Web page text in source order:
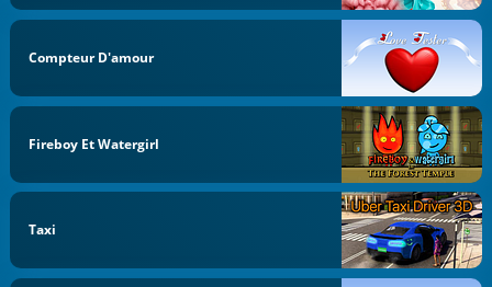
Compteur D'amour
Fireboy Et Watergirl
Taxi